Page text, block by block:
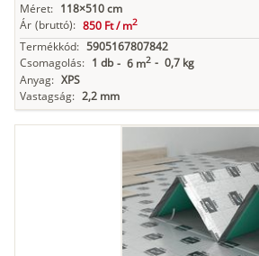
Méret: 118×510 cm
Ár (bruttó): 850 Ft /m2
Termékkód: 5905167807842
Csomagolás: 1 db - 6 m2 - 0,7 kg
Anyag: XPS
Vastagság: 2,2 mm